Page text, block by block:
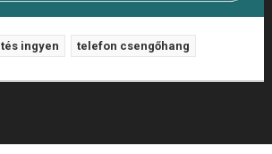
ingyen telefon csengőhang